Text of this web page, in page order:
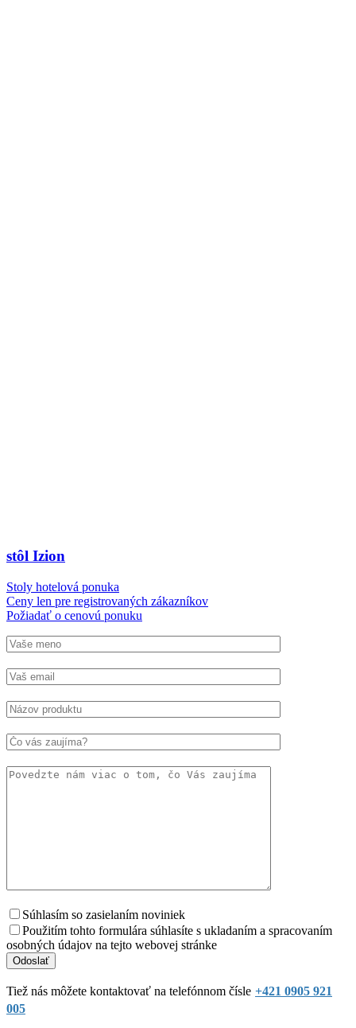
stôl Izion
Stoly hotelová ponuka
Ceny len pre registrovaných zákazníkov
Požiadať o cenovú ponuku
Súhlasím so zasielaním noviniek
Použitím tohto formulára súhlasíte s ukladaním a spracovaním
osobných údajov na tejto webovej stránke
Tiež nás môžete kontaktovať na telefónnom čísle +421 0905 921
005